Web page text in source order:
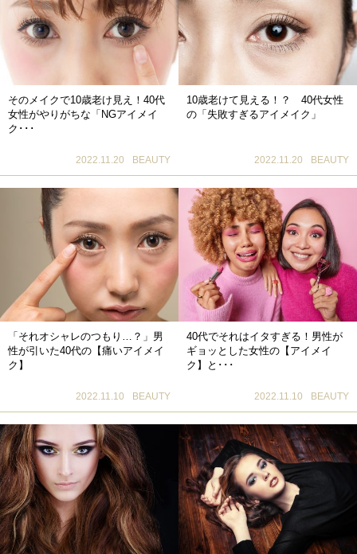
そのメイクで10歳老け見え！40代
女性がやりがちな「NGアイメイ
ク･･･
2022.11.20 BEAUTY
10歳老けて見える！？ 40代女性
の「失敗すぎるアイメイク」
2022.11.20 BEAUTY
「それオシャレのつもり…？」男
性が引いた40代の【痛いアイメイ
ク】
2022.11.10 BEAUTY
40代でそれはイタすぎる！男性が
ギョッとした女性の【アイメイ
ク】と･･･
2022.11.10 BEAUTY